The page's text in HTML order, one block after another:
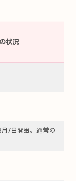
状況
7日開始。通常の